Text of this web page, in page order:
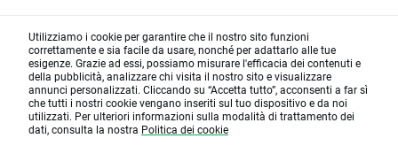
Utilizziamo i cookie per garantire che il nostro sito funzioni
correttamente e sia facile da usare, nonché per adattarlo alle tue
esigenze. Grazie ad essi, possiamo misurare l'efficacia dei contenuti e
della pubblicità, analizzare chi visita il nostro sito e visualizzare
annunci personalizzati. Cliccando su “Accetta tutto”, acconsenti a far sì
che tutti i nostri cookie vengano inseriti sul tuo dispositivo e da noi
utilizzati. Per ulteriori informazioni sulla modalità di trattamento dei
dati, consulta la nostra Politica dei cookie